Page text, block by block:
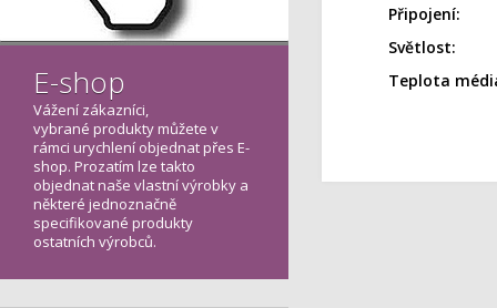
Připojení:
Světlost:
Teplota
E-shop
Vážení zákazníci,
vybrané produkty můžete v
rámci urychlení objednat přes E-
shop. Prozatím lze takto
objednat naše vlastní výrobky a
některé jednoznačně
specifikované produkty
ostatních výrobců.